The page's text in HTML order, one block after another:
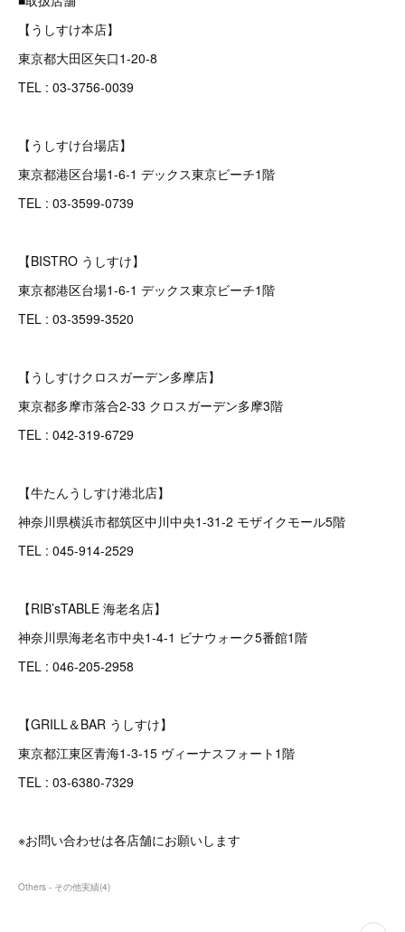
【うしすけ本店】
東京都大田区矢口1-20-8
TEL : 03-3756-0039
【うしすけ台場店】
東京都港区台場1-6-1 デックス東京ビーチ1階
TEL : 03-3599-0739
【BISTRO うしすけ】
東京都港区台場1-6-1 デックス東京ビーチ1階
TEL : 03-3599-3520
【うしすけクロスガーデン多摩店】
東京都多摩市落合2-33 クロスガーデン多摩3階
TEL : 042-319-6729
【牛たんうしすけ港北店】
神奈川県横浜市都筑区中川中央1-31-2 モザイクモール5階
TEL : 045-914-2529
【RIB’sTABLE 海老名店】
神奈川県海老名市中央1-4-1 ビナウォーク5番館1階
TEL : 046-205-2958
【GRILL＆BAR うしすけ】
東京都江東区青海1-3-15 ヴィーナスフォート1階
TEL : 03-6380-7329
※お問い合わせは各店舗にお願いします
Others - その他実績(4)